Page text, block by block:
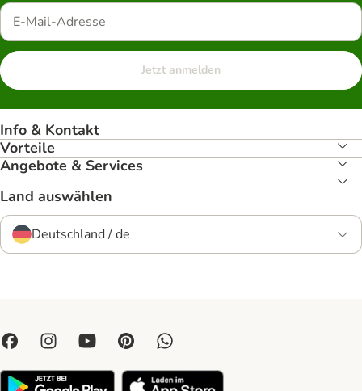
Jetzt anmelden
Info & Kontakt
Vorteile
Angebote & Services
Land auswählen
Deutschland / de